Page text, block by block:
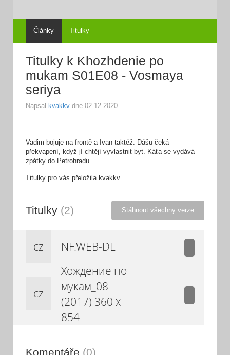
Články Titulky
Titulky k Khozhdenie po
mukam S01E08 - Vosmaya
seriya
Napsal kvakkv dne 02.12.2020
Vadim bojuje na frontě a Ivan taktéž. Dášu čeká
překvapení, když jí chtějí vyvlastnit byt. Káťa se vydává
zpátky do Petrohradu.
Titulky pro vás přeložila kvakkv.
Titulky (2) Stáhnout všechny verze
cz NF.WEB-DL
cz
Хождение по
мукам_08
(2017) 360 x
854
Komentáře (0)